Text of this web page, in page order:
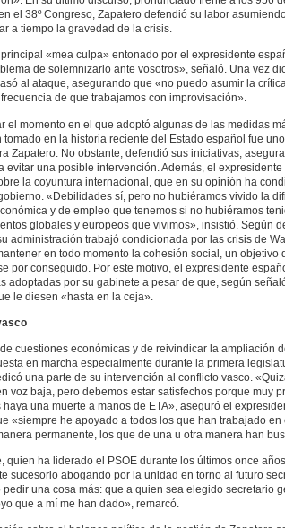
el 38º Congreso, Zapatero defendió su labor
a tiempo la gravedad de la crisis.
principal «mea culpa» entonado por el expresidente
de solemnizarlo ante vosotros», señaló. Una vez
al ataque, asegurando que «no puedo asumir la
de que trabajamos con improvisación».
el momento en el que adoptó algunas de las medidas
tomado en la historia reciente del Estado español fue
Zapatero. No obstante, defendió sus iniciativas,
evitar una posible intervención. Además, el
la coyuntura internacional, que en su opinión ha
«Debilidades sí, pero no hubiéramos vivido la
y de empleo que tenemos si no hubiéramos
globales y europeos que vivimos», insistió. Según
administración trabajó condicionada por las crisis de
en todo momento la cohesión social, un objetivo
por conseguido. Por este motivo, el expresidente
adoptadas por su gabinete a pesar de que, según
le diesen «hasta en la ceja».
cuestiones económicas y de reivindicar la ampliación
en marcha especialmente durante la primera
una parte de su intervención al conflicto vasco.
voz baja, pero debemos estar satisfechos porque muy
haya una muerte a manos de ETA», aseguró el
«siempre he apoyado a todos los que han trabajado en
permanente, los que de una u otra manera han
quien ha liderado el PSOE durante los últimos once
sucesorio abogando por la unidad en torno al futuro
pedir una cosa más: que a quien sea elegido secretario
que a mí me han dado», remarcó.